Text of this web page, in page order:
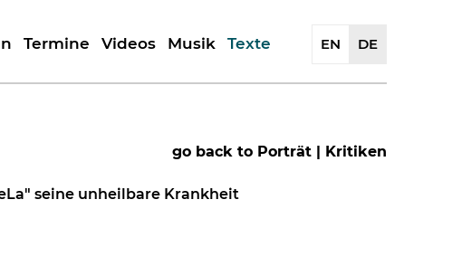
Termine Videos Musik
Künstler
Texte EN DE
go back to Porträt | Kritiken
seine unheilbare Krankheit